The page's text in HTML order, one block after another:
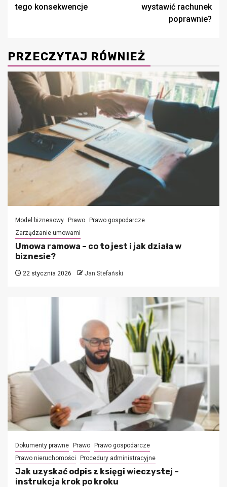
tego konsekwencje
wystawić rachunek
poprawnie?
PRZECZYTAJ RÓWNIEŻ
Model biznesowy Prawo Prawo gospodarcze
Zarządzanie umowami
Umowa ramowa – co to jest i jak działa w
biznesie?
22 stycznia 2026 Jan Stefański
Dokumenty prawne Prawo Prawo gospodarcze
Prawo nieruchomości
Procedury administracyjne
Jak uzyskać odpis z księgi wieczystej –
instrukcja krok po kroku